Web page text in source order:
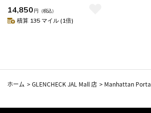
14,850 円 （税込）
積算 135 マイル (1倍)
ホーム >GLENCHECK JAL Mall 店 > Manhattan